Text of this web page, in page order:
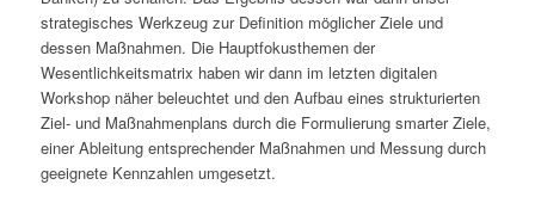
strategisches Werkzeug zur Definition möglicher Ziele und
dessen Maßnahmen. Die Hauptfokusthemen der
Wesentlichkeitsmatrix haben wir dann im letzten digitalen
Workshop näher beleuchtet und den Aufbau eines strukturierten
Ziel- und Maßnahmenplans durch die Formulierung smarter Ziele,
einer Ableitung entsprechender Maßnahmen und Messung durch
geeignete Kennzahlen umgesetzt.